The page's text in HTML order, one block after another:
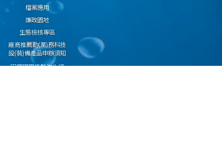
檔案應用
廉政園地
生態檢核專區
廠商推薦勤(業)務科技
設(裝)備產品申辦須知
因應國際情勢強化經